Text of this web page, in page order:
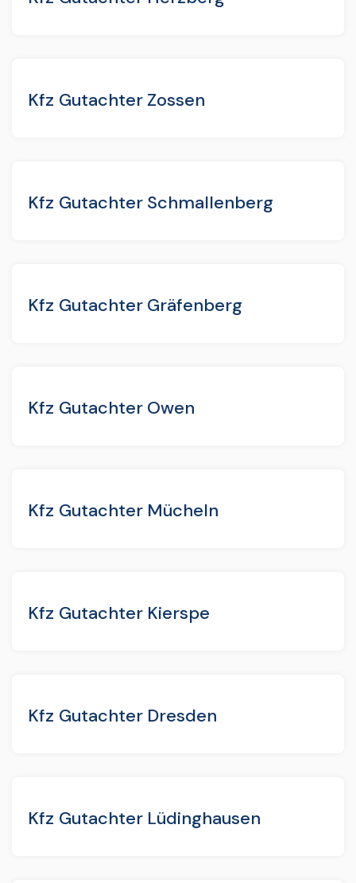
Kfz Gutachter Zossen
Kfz Gutachter Schmallenberg
Kfz Gutachter Gräfenberg
Kfz Gutachter Owen
Kfz Gutachter Mücheln
Kfz Gutachter Kierspe
Kfz Gutachter Dresden
Kfz Gutachter Lüdinghausen